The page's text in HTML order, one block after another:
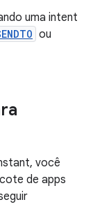
uma intent
ou
você
de apps